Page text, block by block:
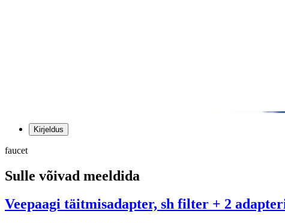
Kirjeldus
faucet
Sulle võivad meeldida
Veepaagi täitmisadapter, sh filter + 2